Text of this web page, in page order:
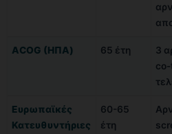
ACOG (ΗΠΑ) 65 έτη
3
Ευρωπαϊκές
Κατευθυντήριες
60-65
έτη